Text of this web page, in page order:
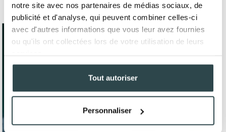
notre site avec nos partenaires de médias sociaux, de
publicité et d'analyse, qui peuvent combiner celles-ci
avec d'autres informations que vous leur avez fournies
ou qu'ils ont collectées lors de votre utilisation de leurs
Tout autoriser
Personnaliser